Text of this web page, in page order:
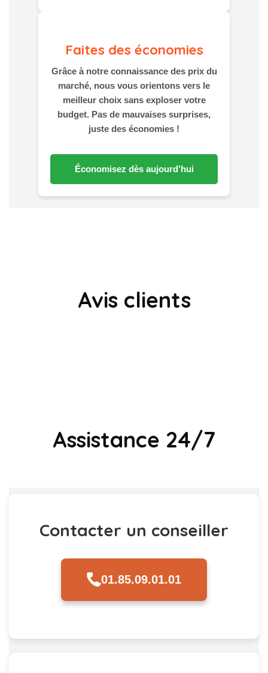
Faites des économies
Grâce à notre connaissance des prix du
marché, nous vous orientons vers le
meilleur choix sans exploser votre
budget. Pas de mauvaises surprises,
juste des économies !
Économisez dès aujourd’hui
Avis clients
Assistance 24/7
Contacter un conseiller
01.85.09.01.01